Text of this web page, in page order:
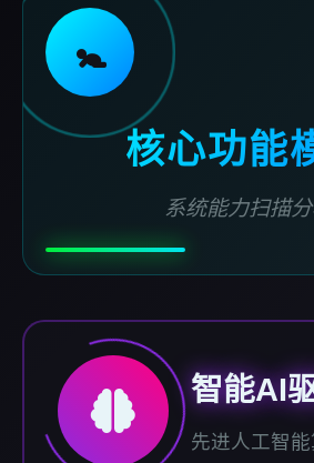
🚼
核心功能
系统能力扫描
智能AI
先进人工智